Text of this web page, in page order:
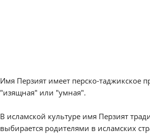
Имя Перзият имеет перско-таджикское
"изящная" или "умная".
В исламской культуре имя Перзият
выбирается родителями в исламских